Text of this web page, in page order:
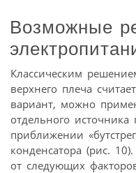
Возможные
Классическим
верхнего плеча
вариант, можно
отдельного
приближении
конденсатора (рис.
от следующих